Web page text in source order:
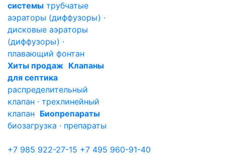
системы трубчатые
аэраторы (диффузоры) ·
дисковые аэраторы
(диффузоры) ·
плавающий фонтан
Хиты продаж Клапаны
для септика
распределительный
клапан · трехлинейный
клапан Биопрепараты
биозагрузка · препараты
+7 985 922-27-15 +7 495 960-91-40